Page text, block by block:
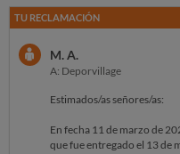
TU RECLAMACIÓN
M. A.
A: Deporvillage
Estimados/as señores/as:
En fecha 11 de marzo de
que fue entregado el 13 de